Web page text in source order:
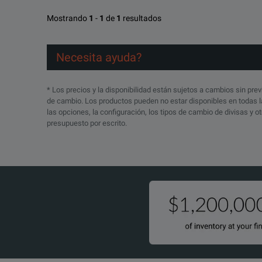
Mostrando 1 - 1 de 1 resultados
Necesita ayuda?
* Los precios y la disponibilidad están sujetos a cambios sin
de cambio. Los productos pueden no estar disponibles en
las opciones, la configuración, los tipos de cambio de divisas y
presupuesto por escrito.
Works with 87422A 70 W Power Supply.
SPECIFICATIONS
83000A Series Microwave System Amplifiers Overview
83006A
DESCARGAR